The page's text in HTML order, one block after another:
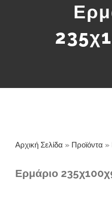
Αρχική Σελίδα » Προϊόντα »
Ερμάριο